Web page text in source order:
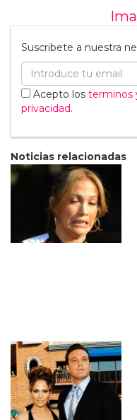
Suscribete a nuestra
Acepto los terminos
privacidad.
Noticias relacionadas